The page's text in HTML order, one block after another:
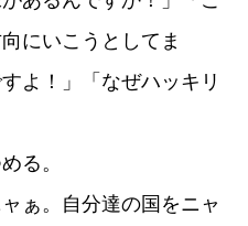
にいこうとしてま
よ！」「なぜハッキリ
る。
ぁ。自分達の国をニャ